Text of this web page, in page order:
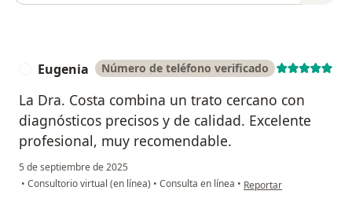
Eugenia Número de teléfono verificado
La Dra. Costa combina un trato cercano con
diagnósticos precisos y de calidad. Excelente
profesional, muy recomendable.
5 de septiembre de 2025
• Consultorio virtual (en línea) • Consulta en línea • en opinión del usuario
Reportar